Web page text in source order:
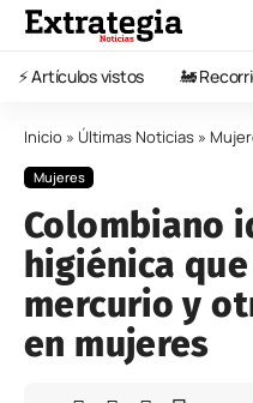
⚡️ Artículos vistos 🚂
Inicio » Últimas Noticias »
Mujeres
Colombiano
higiénica
mercurio y
en mujeres